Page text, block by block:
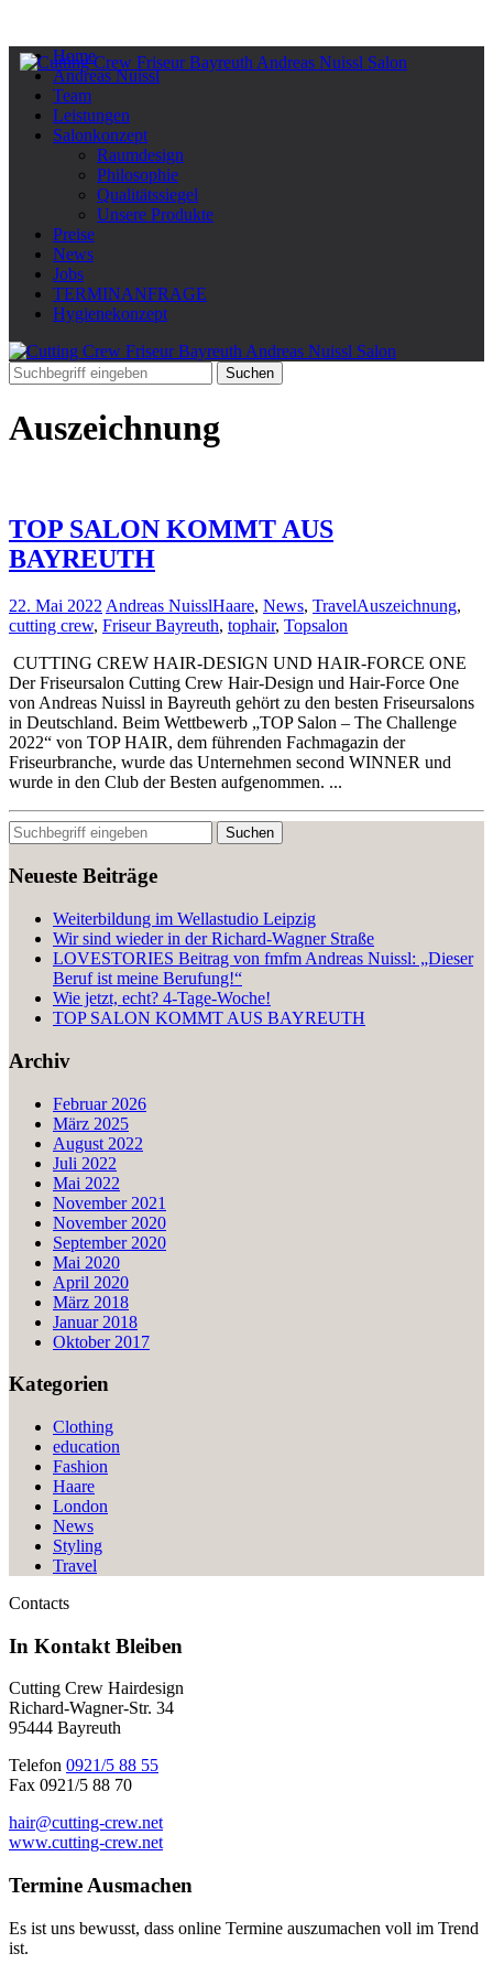
Home
Andreas Nuissl
Team
Leistungen
Salonkonzept
Raumdesign
Philosophie
Qualitätssiegel
Unsere Produkte
Preise
News
Jobs
TERMINANFRAGE
Hygienekonzept
Auszeichnung
TOP SALON KOMMT AUS
BAYREUTH
22. Mai 2022 Andreas NuisslHaare, News, TravelAuszeichnung,
cutting crew, Friseur Bayreuth, tophair, Topsalon
CUTTING CREW HAIR-DESIGN UND HAIR-FORCE ONE
Der Friseursalon Cutting Crew Hair-Design und Hair-Force One
von Andreas Nuissl in Bayreuth gehört zu den besten Friseursalons
in Deutschland. Beim Wettbewerb „TOP Salon – The Challenge
2022“ von TOP HAIR, dem führenden Fachmagazin der
Friseurbranche, wurde das Unternehmen second WINNER und
wurde in den Club der Besten aufgenommen. ...
Neueste Beiträge
Weiterbildung im Wellastudio Leipzig
Wir sind wieder in der Richard-Wagner Straße
LOVESTORIES Beitrag von fmfm Andreas Nuissl: „Dieser
Beruf ist meine Berufung!“
Wie jetzt, echt? 4-Tage-Woche!
TOP SALON KOMMT AUS BAYREUTH
Archiv
Februar 2026
März 2025
August 2022
Juli 2022
Mai 2022
November 2021
November 2020
September 2020
Mai 2020
April 2020
März 2018
Januar 2018
Oktober 2017
Kategorien
Clothing
education
Fashion
Haare
London
News
Styling
Travel
Contacts
In Kontakt Bleiben
Cutting Crew Hairdesign
Richard-Wagner-Str. 34
95444 Bayreuth
Telefon 0921/5 88 55
Fax 0921/5 88 70
hair@cutting-crew.net
www.cutting-crew.net
Termine Ausmachen
Es ist uns bewusst, dass online Termine auszumachen voll im Trend
ist.